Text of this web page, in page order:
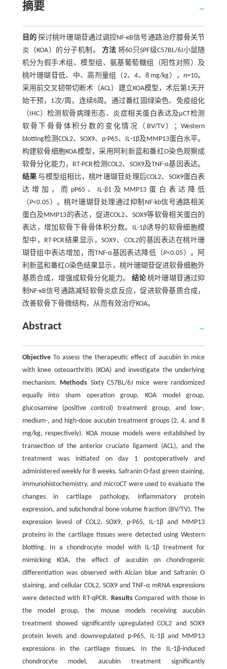
摘要
目的探讨桃叶珊瑚苷通过调控NF-κB信号通路治疗膝骨关节
炎（KOA）的分子机制。 方法 将60只SPF级C57BL/6J小鼠随
机分为假手术组、模型组、氨基葡萄糖组（阳性对照）及
桃叶珊瑚苷低、中、高剂量组（2、4、8 mg/kg），n=10。
采用前交叉韧带切断术（ACL）建立KOA模型，术后第1天开
始干预，1次/周，连续8周。通过番红固绿染色、免疫组化
（IHC）检测软骨病理形态、炎症相关蛋白表达及μCT检测
软骨下骨骨体积分数的变化情况（BV/TV）；Western
blotting检测COL2、SOX9、p-P65、IL-1β及MMP13蛋白水平。
构建软骨细胞KOA模型，采用阿利新蓝和番红O染色观察成
软骨分化能力，RT-PCR检测COL2、SOX9及TNF-α基因表达。
结果 与模型组相比，桃叶珊瑚苷处理后COL2、SOX9蛋白表
达增加，而pP65、IL-β1及MMP13蛋白表达降低
（P<0.05）。桃叶珊瑚苷处理通过抑制NF-kb信号通路相关
蛋白及MMP13的表达，促进COL2、SOX9等软骨相关蛋白的
表达，增加软骨下骨骨体积分数。IL-1β诱导的软骨细胞模
型中，RT-PCR结果显示，SOX9、COL2的基因表达在桃叶珊
瑚苷组中表达增加，而TNF-α基因表达降低（P<0.05）。阿
利新蓝和番红O染色结果显示，桃叶珊瑚苷促进软骨细胞外
基质合成，增强成软骨分化能力。 结论桃叶珊瑚苷通过抑
制NF-κB信号通路减轻软骨炎症反应，促进软骨基质合成，
改善软骨下骨微结构，从而有效治疗KOA。
Abstract
ObjectiveTo assess the therapeutic effect of aucubin in mice
with knee osteoarthritis (KOA) and investigate the underlying
mechanism. Methods Sixty C57BL/6J mice were randomized
equally into sham operation group, KOA model group,
glucosamine (positive control) treatment group, and low-,
medium-, and high-dose aucubin treatment groups (2, 4, and 8
mg/kg, respectively). KOA mouse models were established by
transection of the anterior cruciate ligament (ACL), and the
treatment was initiated on day 1 postoperatively and
administered weekly for 8 weeks. Safranin O-fast green staining,
immunohistochemistry, and microCT were used to evaluate the
changes in cartilage pathology, inflammatory protein
expression, and subchondral bone volume fraction (BV/TV). The
expression levesl of COL2, SOX9, p-P65, IL-1β and MMP13
proteins in the cartilage tissues were detected using Western
blotting. In a chondrocyte model with IL-1β treatment for
mimicking KOA, the effect of aucubin on chondrogenic
differentiation was observed with Alcian blue and Safranin O
staining, and cellular COL2, SOX9 and TNF‑α mRNA expressions
were detected with RT-qPCR. ResultsCompared with those in
the model group, the mouse models receiving aucubin
treatment showed significantly upregulated COL2 and SOX9
protein levels and downregulated p-P65, IL-1β and MMP13
expressions in the cartilage tissues. In the IL-1β-induced
chondrocyte model, aucubin treatment significantly